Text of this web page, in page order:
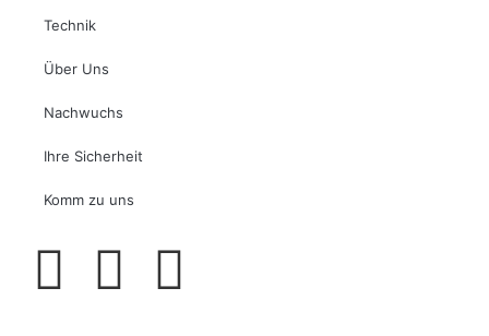
Technik
Über Uns
Nachwuchs
Ihre Sicherheit
Komm zu uns